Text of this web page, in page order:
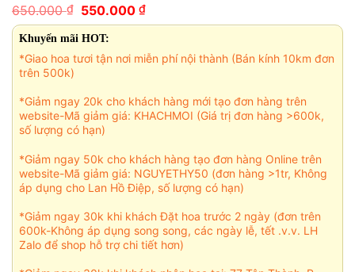
650.000₫ Giá
gốc
là:
650.000 ₫.
550.000 ₫Giá
hiện
550.000 ₫.
Khuyến mãi HOT:
*Giao hoa tươi tận nơi miễn phí nội thành (Bán kính 10km đơn
trên 500k)
*Giảm ngay 20k cho khách hàng mới tạo đơn hàng trên
website-Mã giảm giá: KHACHMOI (Giá trị đơn hàng >600k,
số lượng có hạn)
*Giảm ngay 50k cho khách hàng tạo đơn hàng Online trên
website-Mã giảm giá: NGUYETHY50 (đơn hàng >1tr, Không
áp dụng cho Lan Hồ Điệp, số lượng có hạn)
*Giảm ngay 30k khi khách Đặt hoa trước 2 ngày (đơn trên
600k-Không áp dụng song song, các ngày lễ, tết .v.v. LH
Zalo để shop hỗ trợ chi tiết hơn)